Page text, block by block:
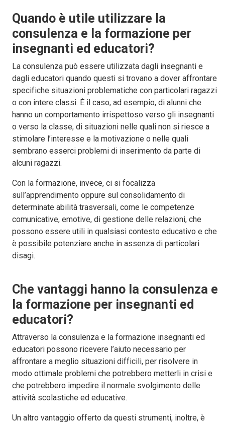
Quando è utile utilizzare la
consulenza e la formazione per
insegnanti ed educatori?
La consulenza può essere utilizzata dagli insegnanti e
dagli educatori quando questi si trovano a dover affrontare
specifiche situazioni problematiche con particolari ragazzi
o con intere classi. È il caso, ad esempio, di alunni che
hanno un comportamento irrispettoso verso gli insegnanti
o verso la classe, di situazioni nelle quali non si riesce a
stimolare l’interesse e la motivazione o nelle quali
sembrano esserci problemi di inserimento da parte di
alcuni ragazzi.
Con la formazione, invece, ci si focalizza
sull’apprendimento oppure sul consolidamento di
determinate abilità trasversali, come le competenze
comunicative, emotive, di gestione delle relazioni, che
possono essere utili in qualsiasi contesto educativo e che
è possibile potenziare anche in assenza di particolari
disagi.
Che vantaggi hanno la consulenza e
la formazione per insegnanti ed
educatori?
Attraverso la consulenza e la formazione insegnanti ed
educatori possono ricevere l’aiuto necessario per
affrontare a meglio situazioni difficili, per risolvere in
modo ottimale problemi che potrebbero metterli in crisi e
che potrebbero impedire il normale svolgimento delle
attività scolastiche ed educative.
Un altro vantaggio offerto da questi strumenti, inoltre, è